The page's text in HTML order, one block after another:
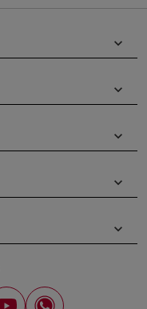
keyboard_arrow_down
keyboard_arrow_down
keyboard_arrow_down
keyboard_arrow_down
keyboard_arrow_down